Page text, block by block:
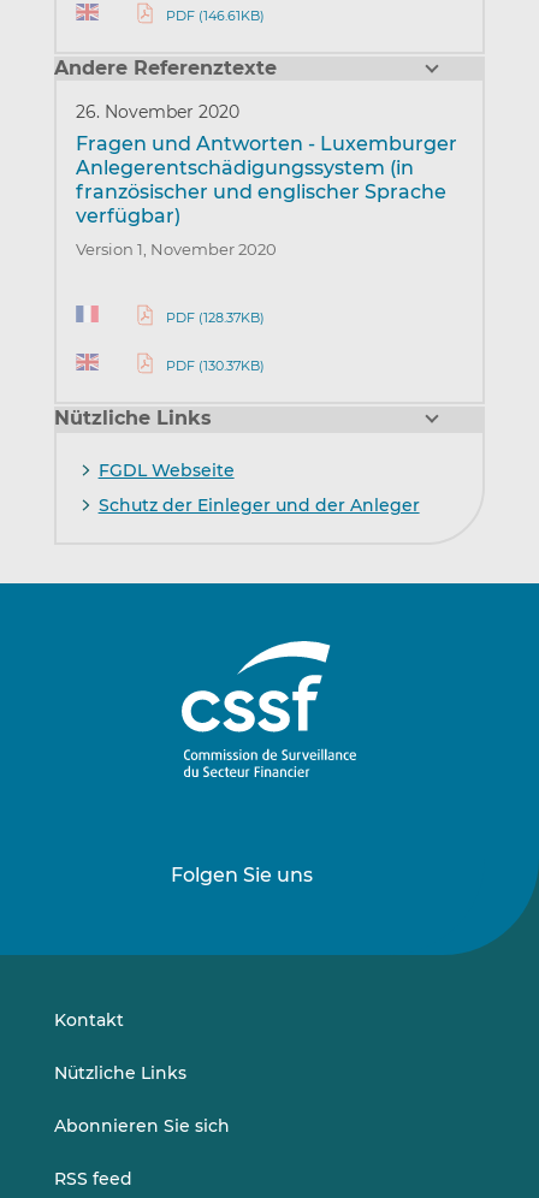
PDF (146.61KB)
Andere Referenztexte
26. November 2020
Fragen und Antworten - Luxemburger
Anlegerentschädigungssystem (in
französischer und englischer Sprache
verfügbar)
Version 1, November 2020
PDF (128.37KB)
PDF (130.37KB)
Nützliche Links
FGDL Webseite
Schutz der Einleger und der Anleger
Folgen Sie uns
uns
uns
Kontakt
Nützliche Links
Abonnieren Sie sich
RSS feed